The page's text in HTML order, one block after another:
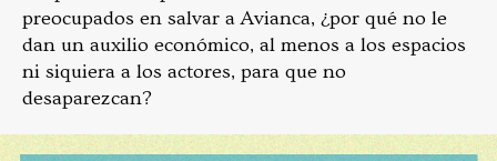
preocupados en salvar a Avianca, ¿por qué no le
dan un auxilio económico, al menos a los espacios
ni siquiera a los actores, para que no
desaparezcan?